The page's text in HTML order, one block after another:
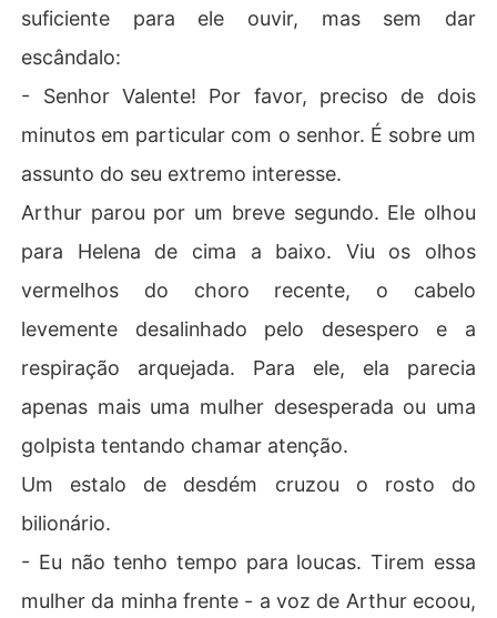
suficiente para ele ouvir, mas sem dar
escândalo:
​- Senhor Valente! Por favor, preciso de dois
minutos em particular com o senhor. É sobre um
assunto do seu extremo interesse.
​Arthur parou por um breve segundo. Ele olhou
para Helena de cima a baixo. Viu os olhos
vermelhos do choro recente, o cabelo
levemente desalinhado pelo desespero e a
respiração arquejada. Para ele, ela parecia
apenas mais uma mulher desesperada ou uma
golpista tentando chamar atenção.
​Um estalo de desdém cruzou o rosto do
bilionário.
​- Eu não tenho tempo para loucas. Tirem essa
mulher da minha frente - a voz de Arthur ecoou,